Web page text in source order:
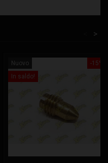
>
-15%
Nuovo
In saldo!